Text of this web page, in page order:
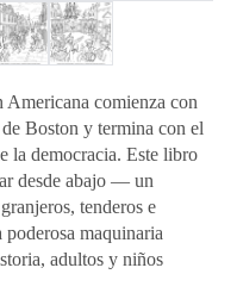
comienza con
Boston y termina con el
la democracia. Este libro
desde abajo — un
tenderos e
poderosa maquinaria
adultos y niños